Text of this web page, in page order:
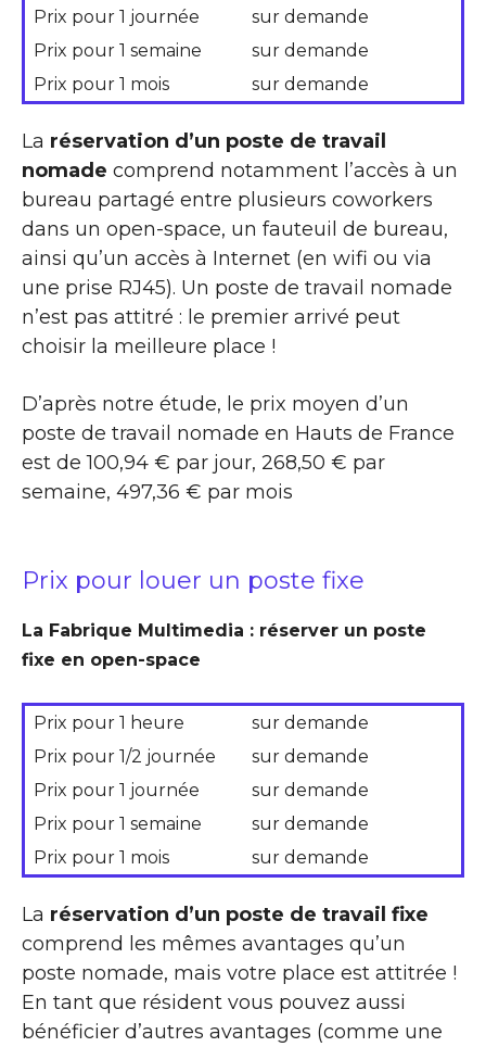
Prix pour 1 journée
sur demande
Prix pour 1 semaine
sur demande
Prix pour 1 mois
sur demande
La réservation d’un poste de travail
nomade comprend notamment l’accès à un
bureau partagé entre plusieurs coworkers
dans un open-space, un fauteuil de bureau,
ainsi qu’un accès à Internet (en wifi ou via
une prise RJ45). Un poste de travail nomade
n’est pas attitré : le premier arrivé peut
choisir la meilleure place !
D’après notre étude, le prix moyen d’un
poste de travail nomade en Hauts de France
est de 100,94 € par jour, 268,50 € par
semaine, 497,36 € par mois
Prix pour louer un poste fixe
La Fabrique Multimedia : réserver un poste
fixe en open-space
Prix pour 1 heure
sur demande
Prix pour 1/2 journée
sur demande
Prix pour 1 journée
sur demande
Prix pour 1 semaine
sur demande
Prix pour 1 mois
sur demande
La réservation d’un poste de travail fixe
comprend les mêmes avantages qu’un
poste nomade, mais votre place est attitrée !
En tant que résident vous pouvez aussi
bénéficier d’autres avantages (comme une